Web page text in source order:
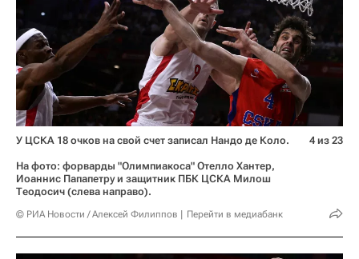
У ЦСКА 18 очков на свой счет записал Нандо де Коло.
На фото: форварды "Олимпиакоса" Отелло Хантер,
Иоаннис Папапетру и защитник ПБК ЦСКА Милош
Теодосич (слева направо).
© РИА Новости / Алексей Филиппов Перейти в медиабанк
4 из 23